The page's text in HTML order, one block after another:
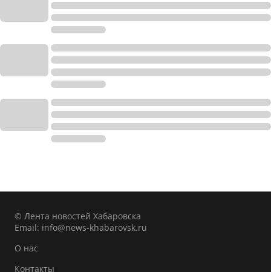
© Лента новостей Хабаровска
Email: info@news-khabarovsk.ru
О нас
Контакты